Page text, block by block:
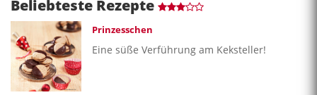
Beliebteste Rezepte
Prinzesschen
Eine süße Verführung am Keksteller!